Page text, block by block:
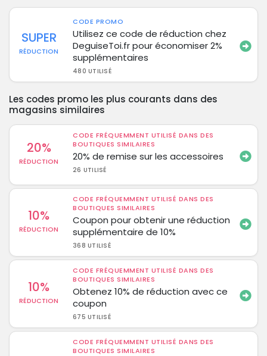
SUPER
RÉDUCTION
CODE PROMO
Utilisez ce code de réduction chez
DeguiseToi.fr pour économiser 2%
supplémentaires
480 UTILISÉ
Les codes promo les plus courants dans des
magasins similaires
20%
RÉDUCTION
CODE FRÉQUEMMENT UTILISÉ DANS DES
BOUTIQUES SIMILAIRES
20% de remise sur les accessoires
26 UTILISÉ
10%
RÉDUCTION
CODE FRÉQUEMMENT UTILISÉ DANS DES
BOUTIQUES SIMILAIRES
Coupon pour obtenir une réduction
supplémentaire de 10%
368 UTILISÉ
10%
RÉDUCTION
CODE FRÉQUEMMENT UTILISÉ DANS DES
BOUTIQUES SIMILAIRES
Obtenez 10% de réduction avec ce
coupon
675 UTILISÉ
CODE FRÉQUEMMENT UTILISÉ DANS DES
BOUTIQUES SIMILAIRES